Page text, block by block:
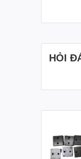
III.
HỎI